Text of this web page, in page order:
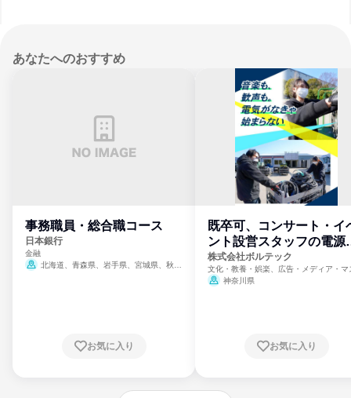
あなたへのおすすめ
事務職員・総合職コース
日本銀行
金融
北海道、青森県、岩手県、宮城県、秋田
崎県、熊本県、大分県、宮崎県、鹿児島県、
お気に入り
既卒可、コンサート・イ
ント設営スタッフの電源
門
株式会社ボルテック
文化・教養・娯楽、広告・メディア・マ
ミ、電力・ガス・水道・エネルギー
神奈川県
お気に入り